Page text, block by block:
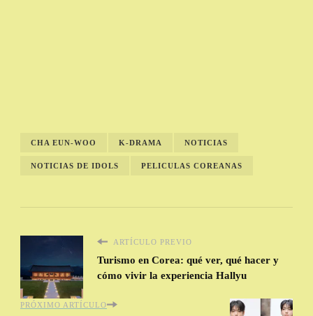
CHA EUN-WOO K-DRAMA NOTICIAS
NOTICIAS DE IDOLS PELICULAS COREANAS
ARTÍCULO PREVIO
Turismo en Corea: qué ver, qué hacer y
cómo vivir la experiencia Hallyu
PRÓXIMO ARTÍCULO